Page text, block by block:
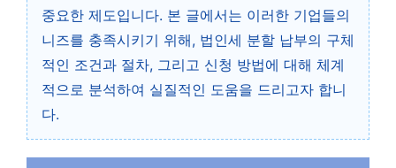
중요한 제도입니다. 본 글에서는 이러한 기업들의
니즈를 충족시키기 위해, 법인세 분할 납부의 구체
적인 조건과 절차, 그리고 신청 방법에 대해 체계
적으로 분석하여 실질적인 도움을 드리고자 합니
다.